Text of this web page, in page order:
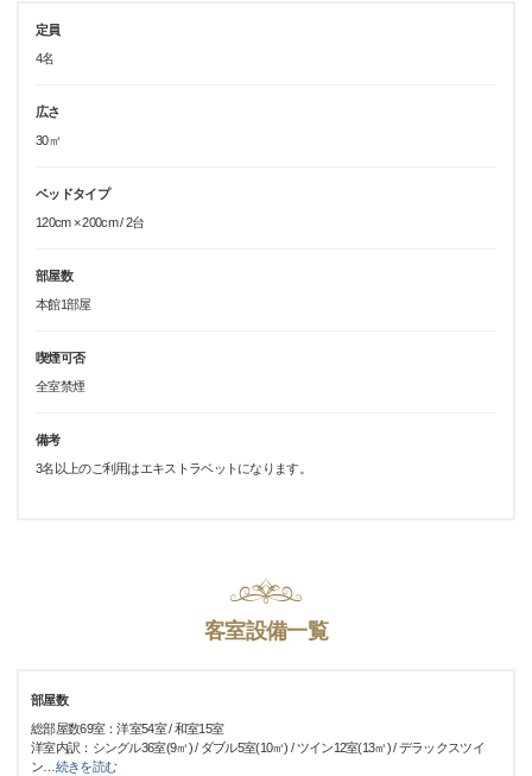
定員
4名
広さ
30㎡
ベッドタイプ
120cm × 200cm / 2台
部屋数
本館1部屋
喫煙可否
全室禁煙
備考
3名以上のご利用はエキストラベットになります。
客室設備一覧
部屋数
総部屋数69室：洋室54室 / 和室15室
洋室内訳：シングル36室(9㎡) / ダブル5室(10㎡) / ツイン12室(13㎡) / デラックスツイ
ン
続きを読む